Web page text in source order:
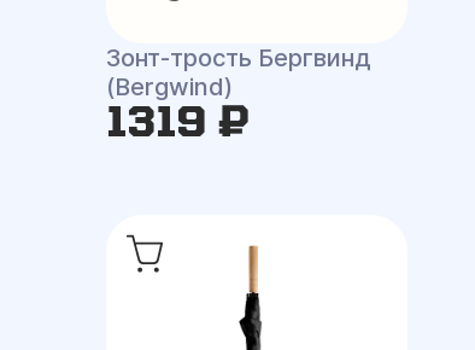
Зонт-трость Бергвинд
(Bergwind)
1319 ₽